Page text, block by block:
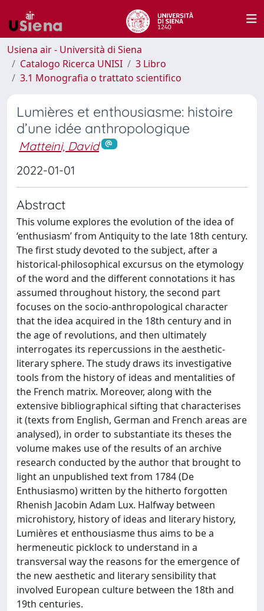
Usiena air - Università di Siena
Catalogo Ricerca UNISI
3 Libro
3.1 Monografia o trattato scientifico
Lumières et enthousiasme: histoire
d’une idée anthropologique
Matteini, David
2022-01-01
Abstract
This volume explores the evolution of the idea of
‘enthusiasm’ from Antiquity to the late 18th century.
The first study devoted to the subject, after a
historical-philosophical excursus on the etymology
of the word and the different connotations it has
assumed throughout history, the second part
focuses on the socio-anthropological character
that the idea acquired in the 18th century and in
the age of revolutions, and then ultimately
interrogates its repercussions in the aesthetic-
literary sphere. The study draws its investigative
tools from the history of ideas and mentalities of
the French matrix. Moreover, along with the
extensive bibliographical sifting that characterises
it (texts from English, German and French areas are
analysed), in order to substantiate its theses the
volume makes use of the results of an archive
research conducted by the author that brought to
light an unpublished text from 1784 (De
Enthusiasmo) written by the hitherto forgotten
Rhenish Jacobin Adam Lux. Halfway between
microhistory, history of ideas and literary history,
Lumières et enthousiasme thus aims to be a
hermeneutic picklock to understand in a
transversal way the reasons for the emergence of
the new aesthetic and literary sensibility that
involved European culture between the 18th and
19th centuries.